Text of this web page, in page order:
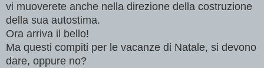
vi muoverete anche nella direzione della costruzione
della sua autostima.
Ora arriva il bello!
Ma questi compiti per le vacanze di Natale, si devono
dare, oppure no?